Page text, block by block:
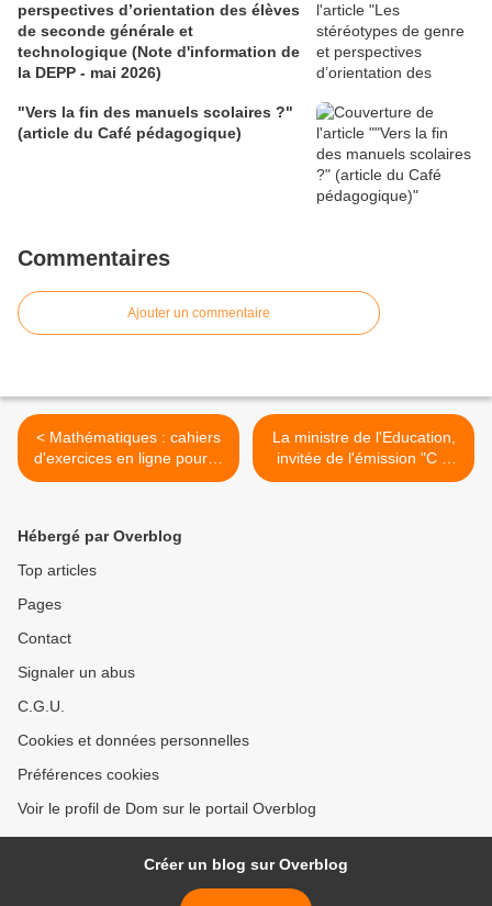
perspectives d’orientation des élèves
de seconde générale et
technologique (Note d'information de
la DEPP - mai 2026)
"Vers la fin des manuels scolaires ?"
(article du Café pédagogique)
Commentaires
Ajouter un commentaire
< Mathématiques : cahiers
d'exercices en ligne pour le
CM1 et le CM2
La ministre de l'Education,
invitée de l'émission "C à
vous" de France 5, apporte
Hébergé par Overblog
Top articles
Pages
Contact
Signaler un abus
C.G.U.
Cookies et données personnelles
Préférences cookies
Voir le profil de Dom sur le portail Overblog
Créer un blog sur Overblog